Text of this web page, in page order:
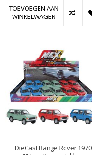
TOEVOEGEN AAN
WINKELWAGEN
DieCast Range Rover 1970